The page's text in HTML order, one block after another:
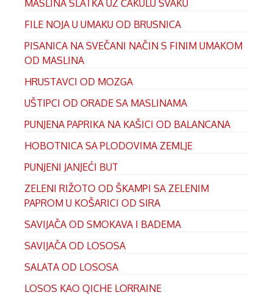
MASLINA SLATKA UZ ČAKULU SVAKU
FILE NOJA U UMAKU OD BRUSNICA
PISANICA NA SVEČANI NAČIN S FINIM UMAKOM
OD MASLINA
HRUSTAVCI OD MOZGA
UŠTIPCI OD ORADE SA MASLINAMA
PUNJENA PAPRIKA NA KAŠICI OD BALANCANA
HOBOTNICA SA PLODOVIMA ZEMLJE
PUNJENI JANJEĆI BUT
ZELENI RIŽOTO OD ŠKAMPI SA ZELENIM
PAPROM U KOŠARICI OD SIRA
SAVIJAČA OD SMOKAVA I BADEMA
SAVIJAČA OD LOSOSA
SALATA OD LOSOSA
LOSOS KAO QICHE LORRAINE